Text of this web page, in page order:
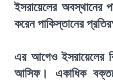
ইসরায়েলের অবস্থানের
করেন পাকিস্তানের
এর আগেও ইসরায়েলের
আসিফ। একাধিক